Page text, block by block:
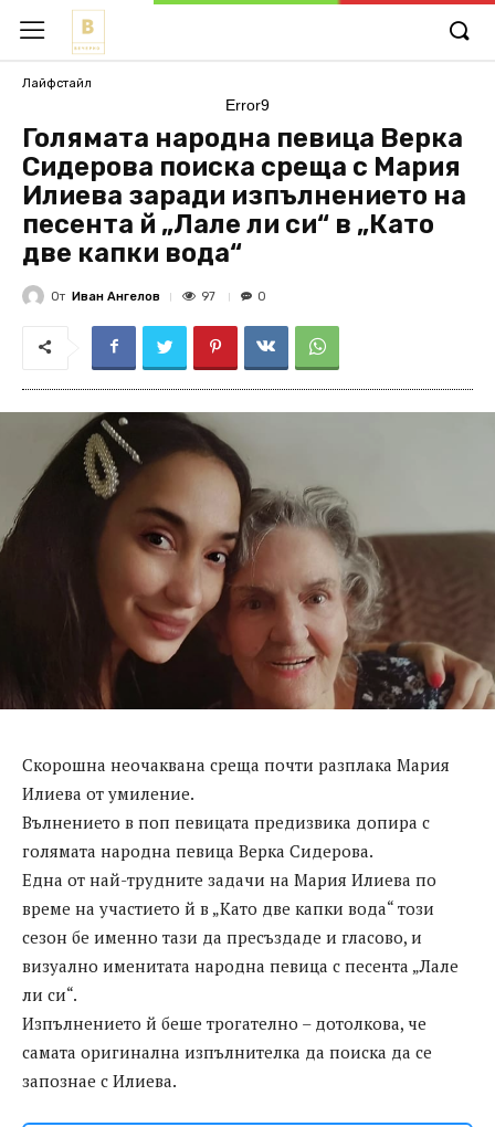
Лайфстайл
Error9
Голямата народна певица Верка
Сидерова поиска среща с Мария
Илиева заради изпълнението на
песента й „Лале ли си“ в „Като
две капки вода“
От Иван Ангелов 97 0
Скорошна неочаквана среща почти разплака Мария
Илиева от умиление.
Вълнението в поп певицата предизвика допира с
голямата народна певица Верка Сидерова.
Една от най-трудните задачи на Мария Илиева по
време на участието й в „Като две капки вода“ този
сезон бе именно тази да пресъздаде и гласово, и
визуално именитата народна певица с песента „Лале
ли си“.
Изпълнението й беше трогателно – дотолкова, че
самата оригинална изпълнителка да поиска да се
запознае с Илиева.